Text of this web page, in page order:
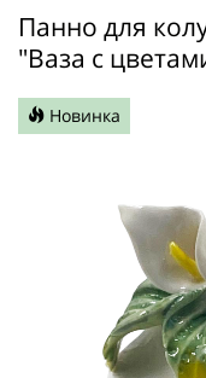
Панно для
"Ваза с
Новинка